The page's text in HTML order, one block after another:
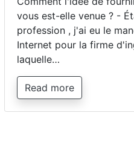
vous est-elle venue ? -
profession , j'ai eu le
Internet pour la firme
laquelle…
Read more